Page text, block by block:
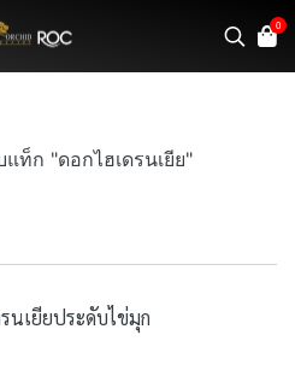
0
ท็ก "ดอกไฮเดรนเยีย"
นเยียประดับไข่มุก